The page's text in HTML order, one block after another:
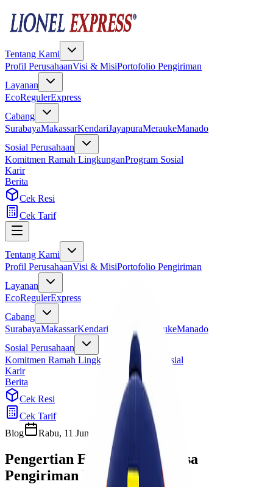
Tentang Kami
Profil PerusahaanVisi & MisiPortofolio Pengiriman
Layanan
EcoRegulerExpress
Cabang
SurabayaMakassarKendariJayapuraMeraukeManado
Sosial Perusahaan
Komitmen Ramah LingkunganProgram Sosial
Karir
Berita
Cek Resi
Cek Tarif
Tentang Kami
Profil PerusahaanVisi & MisiPortofolio Pengiriman
Layanan
EcoRegulerExpress
Cabang
SurabayaMakassarKendari Jayapura MeraukeManado
Sosial Perusahaan
Komitmen Ramah Lingkungan
Program Sosial
Karir
Berita
Cek Resi
Cek Tarif
Blog
Rabu, 11 Juni 2025 Sherly
Pengertian EMKL Dalam Jasa
Pengiriman Ekspedisi